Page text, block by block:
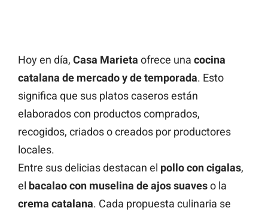
Hoy en día, Casa Marieta ofrece una cocina
catalana de mercado y de temporada. Esto
significa que sus platos caseros están
elaborados con productos comprados,
recogidos, criados o creados por productores
locales.
Entre sus delicias destacan el pollo con cigalas,
el bacalao con muselina de ajos suaveso la
crema catalana. Cada propuesta culinaria se